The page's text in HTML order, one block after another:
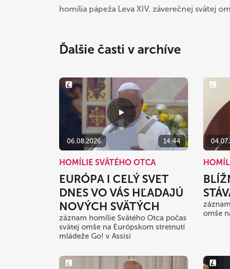
homília pápeža Leva XIV. záverečnej svätej
Ďalšie časti v archíve
06.08.2026 14:44
HOMÍLIE SVÄTÉHO OTCA
EURÓPA I CELÝ SVET
DNES VO VÁS HĽADAJÚ
NOVÝCH SVÄTÝCH
záznam homílie Svätého Otca počas
svätej omše na Európskom stretnutí
mládeže Go! v Assisi
omše